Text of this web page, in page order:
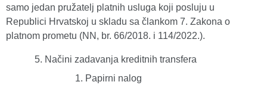
samo jedan pružatelj platnih usluga koji posluju u
Republici Hrvatskoj u skladu sa člankom 7. Zakona o
platnom prometu (NN, br. 66/2018. i 114/2022.).
Načini zadavanja kreditnih transfera
Papirni nalog